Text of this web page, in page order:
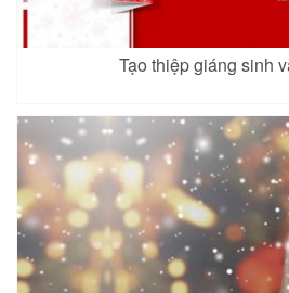
Tạo thiệp giáng sinh